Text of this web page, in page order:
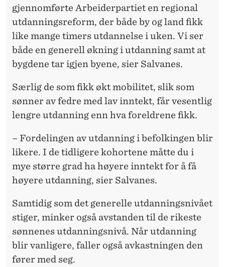
gjennomførte Arbeiderpartiet en regional
utdanningsreform, der både by og land fikk
like mange timers utdannelse i uken. Vi ser
både en generell økning i utdanning samt at
bygdene tar igjen byene, sier Salvanes.
Særlig de som fikk økt mobilitet, slik som
sønner av fedre med lav inntekt, får vesentlig
lengre utdanning enn hva foreldrene fikk.
– Fordelingen av utdanning i befolkingen blir
likere. I de tidligere kohortene måtte du i
mye større grad ha høyere inntekt for å få
høyere utdanning, sier Salvanes.
Samtidig som det generelle utdanningsnivået
stiger, minker også avstanden til de rikeste
sønnenes utdanningsnivå. Når utdanning
blir vanligere, faller også avkastningen den
fører med seg.